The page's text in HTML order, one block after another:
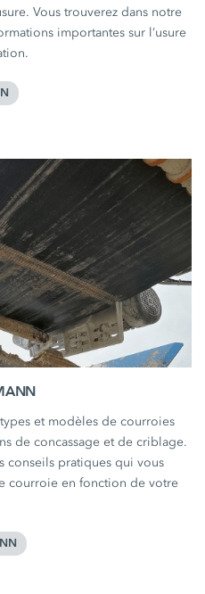
Vous trouverez dans notre
importantes sur l’usure
et modèles de courroies
de concassage et de criblage.
conseils pratiques qui vous
courroie en fonction de votre